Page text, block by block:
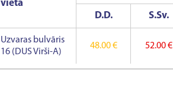
vieta
D.D.
S.Sv.
Uzvaras bulvāris
16 (DUS Virši-A)
48.00 € 52.00 €